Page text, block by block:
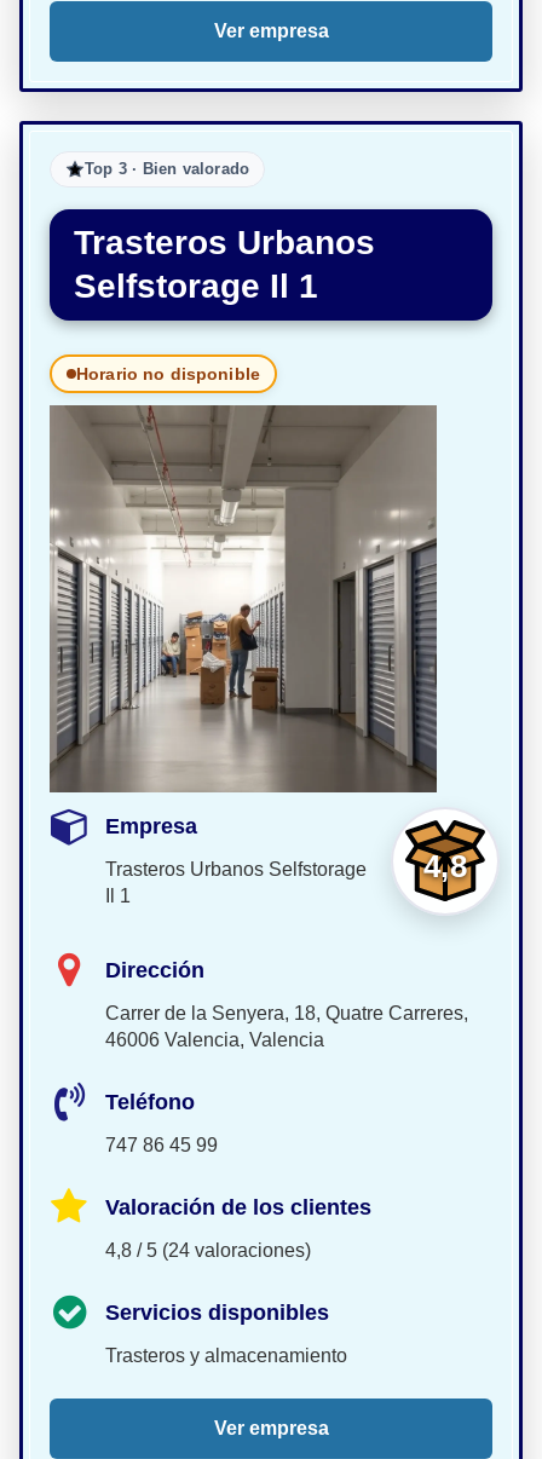
Ver empresa
Top 3 · Bien valorado
Trasteros Urbanos
Selfstorage Il 1
Horario no disponible
4,8
Empresa
Trasteros Urbanos Selfstorage
Il 1
Dirección
Carrer de la Senyera, 18, Quatre Carreres,
46006 Valencia, Valencia
Teléfono
747 86 45 99
Valoración de los clientes
4,8 / 5 (24 valoraciones)
Servicios disponibles
Trasteros y almacenamiento
Ver empresa